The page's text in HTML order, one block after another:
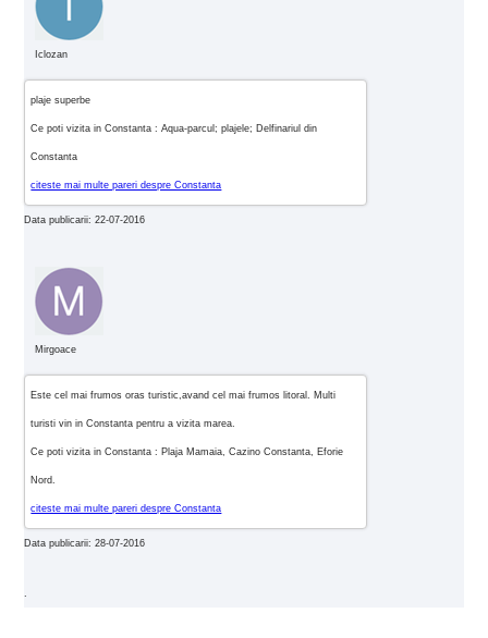
Iclozan
plaje superbe
Ce poti vizita in Constanta : Aqua-parcul; plajele; Delfinariul din
Constanta
citeste mai multe pareri despre Constanta
Data publicarii: 22-07-2016
Mirgoace
Este cel mai frumos oras turistic,avand cel mai frumos litoral. Multi
turisti vin in Constanta pentru a vizita marea.
Ce poti vizita in Constanta : Plaja Mamaia, Cazino Constanta, Eforie
Nord.
citeste mai multe pareri despre Constanta
Data publicarii: 28-07-2016
.